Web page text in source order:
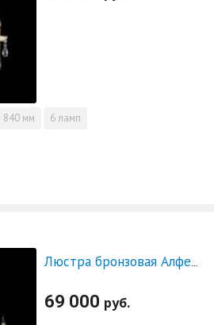
840 мм 6 ламп
69 000 руб.